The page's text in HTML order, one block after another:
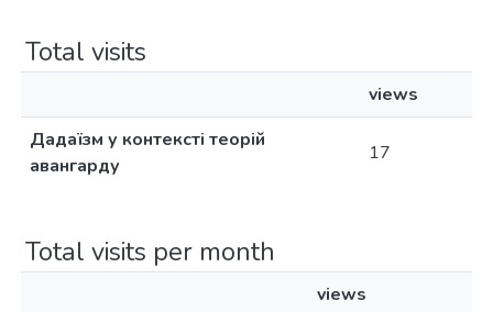
Total visits
views
Дадаїзм у контексті теорій
авангарду
17
Total visits per month
views